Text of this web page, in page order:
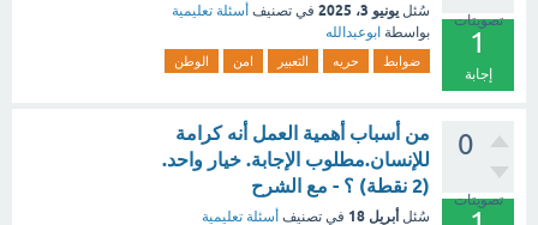
تصويتات
1
إجابة
سُئل يونيو 3، 2025 في تصنيف أسئلة تعليمية
بواسطة ابوعبدالله
ضوابط حريه التعبير امن الوطن
0
تصويتات
من أسباب أهمية العمل أنه كرامة
للإنسان.مطلوب الإجابة. خيار واحد.
(2 نقطة) ؟ - مع الشرح
سُئل أبريل 18 في تصنيف أسئلة تعليمية